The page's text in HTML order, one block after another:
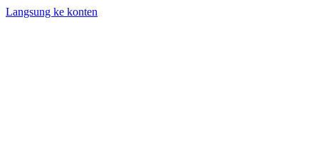
Langsung ke konten